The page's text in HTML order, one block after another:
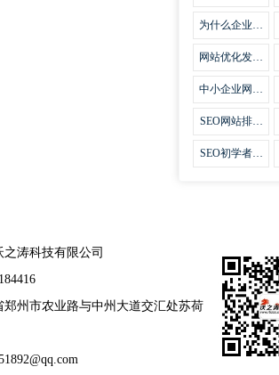
么
为什么企业网
网站SEO优
网站优化发挥
中小企业网站
法
SEO网站排名
法宝
SEO初学者，
涛科技有限公司
郑州市农业路与中州大道交汇处苏荷